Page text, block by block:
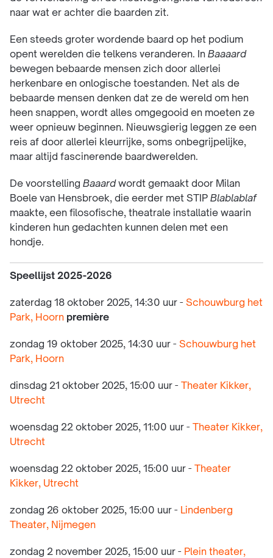
naar wat er achter die baarden zit.
Een steeds groter wordende baard op het podium
opent werelden die telkens veranderen. In Baaaard
bewegen bebaarde mensen zich door allerlei
herkenbare en onlogische toestanden. Net als de
bebaarde mensen denken dat ze de wereld om hen
heen snappen, wordt alles omgegooid en moeten ze
weer opnieuw beginnen. Nieuwsgierig leggen ze een
reis af door allerlei kleurrijke, soms onbegrijpelijke,
maar altijd fascinerende baardwerelden.
De voorstelling Baaard wordt gemaakt door Milan
Boele van Hensbroek, die eerder met STIP Blablablaf
maakte, een filosofische, theatrale installatie waarin
kinderen hun gedachten kunnen delen met een
hondje.
Speellijst 2025-2026
zaterdag 18 oktober 2025, 14:30 uur - Schouwburg het
Park, Hoorn première
zondag 19 oktober 2025, 14:30 uur - Schouwburg het
Park, Hoorn
dinsdag 21 oktober 2025, 15:00 uur -
Theater Kikker,
Utrecht
woensdag 22 oktober 2025, 11:00 uur -
Theater Kikker,
Utrecht
woensdag 22 oktober 2025, 15:00 uur -
Theater
Kikker, Utrecht
zondag 26 oktober 2025, 15:00 uur - Lindenberg
Theater, Nijmegen
zondag 2 november 2025, 15:00 uur - Plein theater,